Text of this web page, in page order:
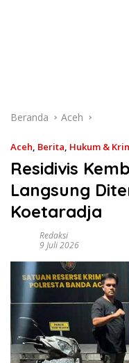
Beranda Aceh
Aceh, Berita, Hukum &
Residivis
Langsung
Koetaradja
Redaksi
9 Juli 2026